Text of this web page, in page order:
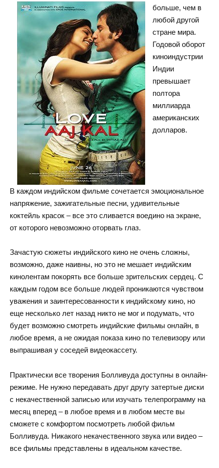
больше, чем в
любой другой
стране мира.
Годовой оборот
киноиндустрии
Индии
превышает
полтора
миллиарда
американских
долларов.
В каждом индийском фильме сочетается эмоциональное
напряжение, зажигательные песни, удивительные
коктейль красок – все это сливается воедино на экране,
от которого невозможно оторвать глаз.
Зачастую сюжеты индийского кино не очень сложны,
возможно, даже наивны, но это не мешает индийским
кинолентам покорять все больше зрительских сердец. С
каждым годом все больше людей проникаются чувством
уважения и заинтересованности к индийскому кино, но
еще несколько лет назад никто не мог и подумать, что
будет возможно смотреть индийские фильмы онлайн, в
любое время, а не ожидая показа кино по телевизору или
выпрашивая у соседей видеокассету.
Практически все творения Болливуда доступны в онлайн-
режиме. Не нужно передавать друг другу затертые диски
с некачественной записью или изучать телепрограмму на
месяц вперед – в любое время и в любом месте вы
сможете с комфортом посмотреть любой фильм
Болливуда. Никакого некачественного звука или видео –
все фильмы представлены в идеальном качестве.